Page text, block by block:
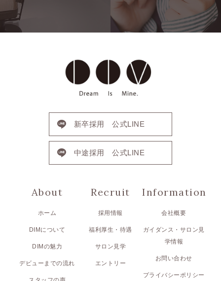
Contact
新卒採用 公式LINE
中途採用 公式LINE
About
ホーム
DIMについて
DIMの魅力
デビューまでの流れ
Recruit
採用情報
福利厚生・待遇
サロン見学
エントリー
Information
会社概要
ガイダンス・サロン見
学情報
お問い合わせ
プライバシーポリシー